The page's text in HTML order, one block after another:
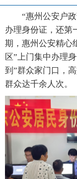
“惠州公安户政
办理身份证，还第
期，惠州公安精心
区”上门集中办理
到”群众家门口，
群众达千余人次。